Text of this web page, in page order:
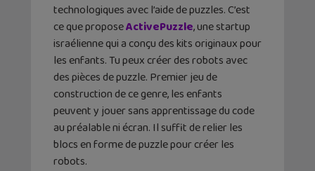
technologiques avec l’aide de puzzles. C’est
ce que proposeActivePuzzle, une startup
israélienne qui a conçu des kits originaux pour
les enfants. Tu peux créer des robots avec
des pièces de puzzle. Premier jeu de
construction de ce genre, les enfants
peuvent y jouer sans apprentissage du code
au préalable ni écran. Il suffit de relier les
blocs en forme de puzzle pour créer les
robots.